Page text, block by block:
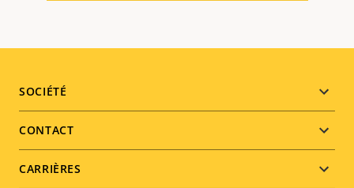
Footer
menu
SOCIÉTÉ
CONTACT
CARRIÈRES